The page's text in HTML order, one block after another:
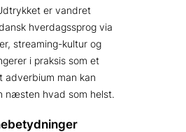
er vandret
hverdagssprog via
streaming-kultur og
i praksis som et
adverbium man kan
næsten hvad som helst.